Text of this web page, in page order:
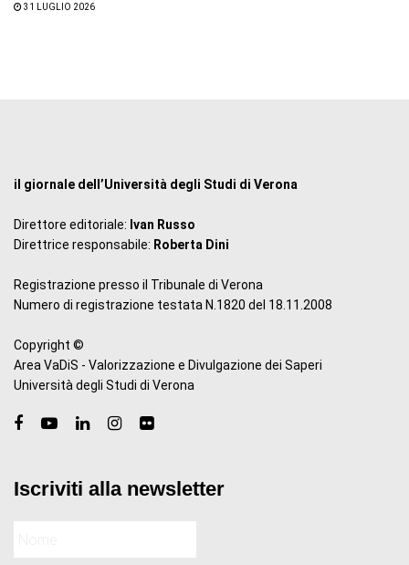
31 LUGLIO 2026
il giornale dell’Università degli Studi di Verona
Direttore editoriale: Ivan Russo
Direttrice responsabile: Roberta Dini
Registrazione presso il Tribunale di Verona
Numero di registrazione testata N.1820 del 18.11.2008
Copyright ©
Area VaDiS - Valorizzazione e Divulgazione dei Saperi
Università degli Studi di Verona
Iscriviti alla newsletter